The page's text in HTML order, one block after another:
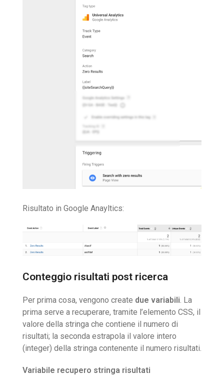
Risultato in Google Anayltics:
Conteggio risultati post ricerca
Per prima cosa, vengono create due variabili. La
prima serve a recuperare, tramite l’elemento CSS, il
valore della stringa che contiene il numero di
risultati; la seconda estrapola il valore intero
(integer) della stringa contenente il numero risultati.
Variabile recupero stringa risultati